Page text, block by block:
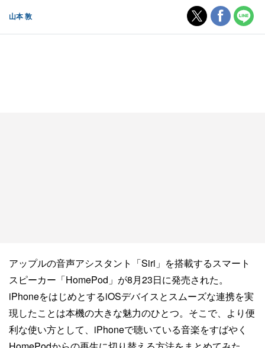
山本 敦
アップルの音声アシスタント「Siri」を搭載するスマート
スピーカー「HomePod」が8月23日に発売された。
iPhoneをはじめとするiOSデバイスとスムーズな連携を実
現したことは本機の大きな魅力のひとつ。そこで、より便
利な使い方として、iPhoneで聴いている音楽をすばやく